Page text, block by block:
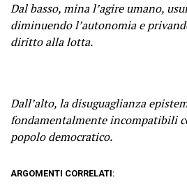
Dal basso, mina l’agire umano,
diminuendo l’autonomia e
diritto alla lotta.
Dall’alto, la disuguaglianza
fondamentalmente incompatibili
popolo democratico.
ARGOMENTI CORRELATI: